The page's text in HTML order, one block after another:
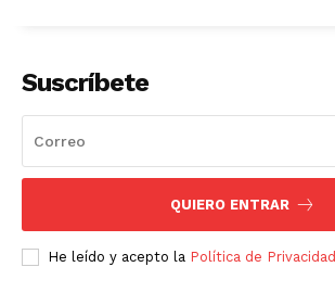
Suscríbete
QUIERO ENTRAR
He leído y acepto la Política de Privacidad